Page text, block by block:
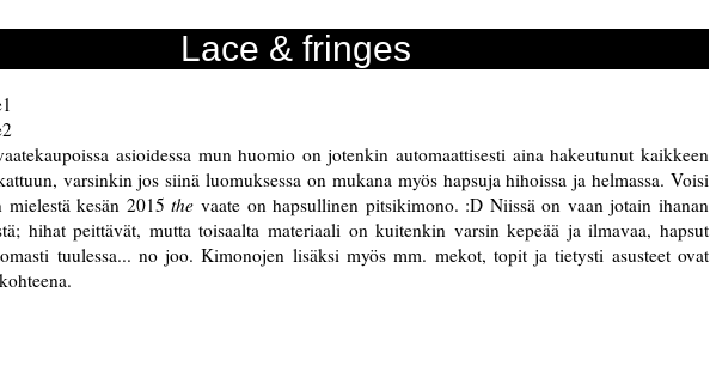
Lace & fringes
asioidessa mun huomio on jotenkin automaattisesti aina hakeutunut kaikkeen
varsinkin jos siinä luomuksessa on mukana myös hapsuja hihoissa ja helmassa. Voisi
mielestä kesän 2015the vaate on hapsullinen pitsikimono. :D Niissä on vaan jotain ihanan
hihat peittävät, mutta toisaalta materiaali on kuitenkin varsin kepeää ja ilmavaa, hapsut
tuulessa... no joo. Kimonojen lisäksi myös mm. mekot, topit ja tietysti asusteet ovat